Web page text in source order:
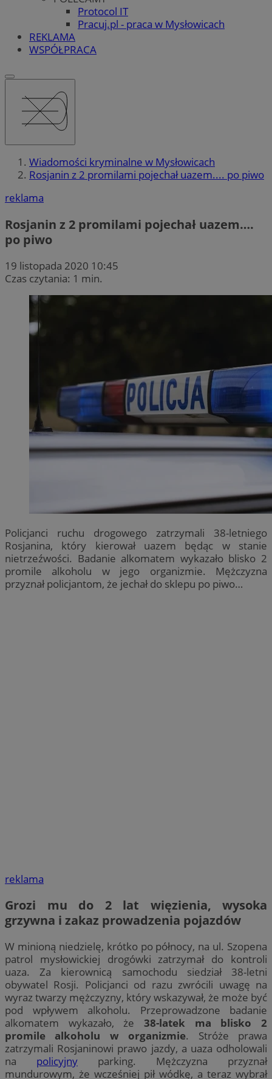
Protocol IT
Pracuj.pl - praca w Mysłowicach
REKLAMA
WSPÓŁPRACA
Wiadomości kryminalne w Mysłowicach
Rosjanin z 2 promilami pojechał uazem.... po piwo
reklama
Rosjanin z 2 promilami pojechał uazem….
po piwo
19 listopada 2020 10:45
Czas czytania: 1 min.
Policjanci ruchu drogowego zatrzymali 38-letniego
Rosjanina, który kierował uazem będąc w stanie
nietrzeźwości. Badanie alkomatem wykazało blisko 2
promile alkoholu w jego organizmie. Mężczyzna
przyznał policjantom, że jechał do sklepu po piwo…
reklama
Grozi mu do 2 lat więzienia, wysoka
grzywna i zakaz prowadzenia pojazdów
W minioną niedzielę, krótko po północy, na ul. Szopena
patrol mysłowickiej drogówki zatrzymał do kontroli
uaza. Za kierownicą samochodu siedział 38-letni
obywatel Rosji. Policjanci od razu zwrócili uwagę na
wyraz twarzy mężczyzny, który wskazywał, że może być
pod wpływem alkoholu. Przeprowadzone badanie
alkomatem wykazało, że 38-latek ma blisko 2
promile alkoholu w organizmie. Stróże prawa
zatrzymali Rosjaninowi prawo jazdy, a uaza odholowali
na policyjny parking. Mężczyzna przyznał
mundurowym, że wcześniej pił wódkę, a teraz wybrał